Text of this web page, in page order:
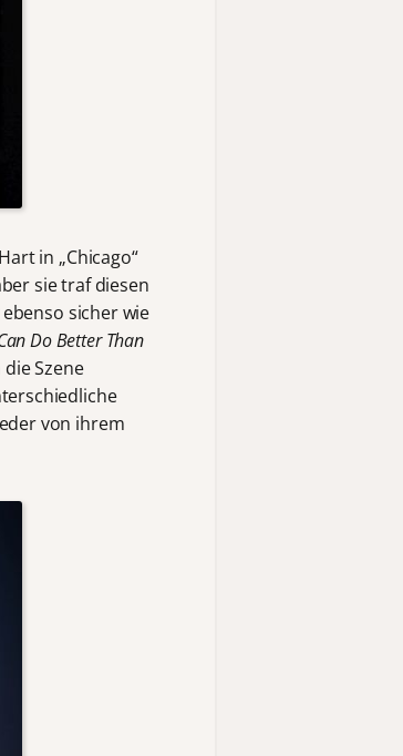
in „Chicago“
sie traf diesen
ebenso sicher wie
Do Better Than
Szene
von ihrem